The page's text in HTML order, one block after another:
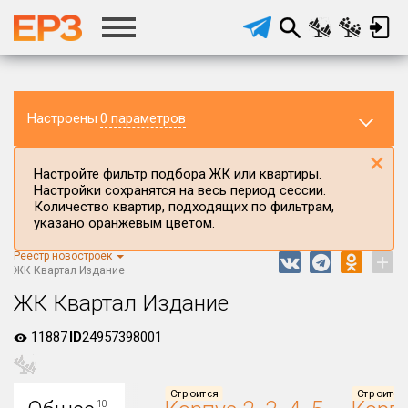
Настроены 0 параметров
Регион ЖК
Район в регионе
Все
Населённый пункт
Настройте фильтр подбора ЖК или квартиры.
Настройки сохранятся на весь период сессии.
Количество квартир, подходящих по фильтрам,
указано оранжевым цветом.
×
Реестр новостроек
ЖК Квартал Издание
+
ЖК Квартал Издание
11887ID24957398001
10
Строится Строится